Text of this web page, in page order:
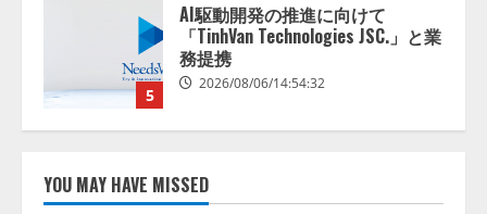
5
AI駆動開発の推進に向けて
「TinhVan Technologies JSC.」と業
務提携
2026/08/06/14:54:32
ォーム「TAIZA」および新サービ
スに関する記者発表会を開催
YOU MAY HAVE MISSED